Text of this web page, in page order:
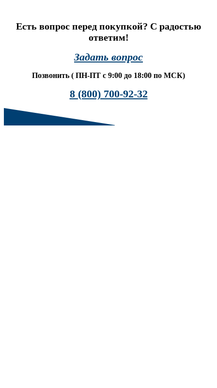
Есть вопрос перед покупкой? С радостью
ответим!
Задать вопрос
Позвонить ( ПН-ПТ с 9:00 до 18:00 по МСК)
8 (800) 700-92-32